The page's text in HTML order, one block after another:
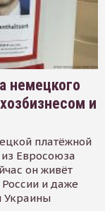
немецкого
и
платёжной
Евросоюза
он живёт
и даже
Украины